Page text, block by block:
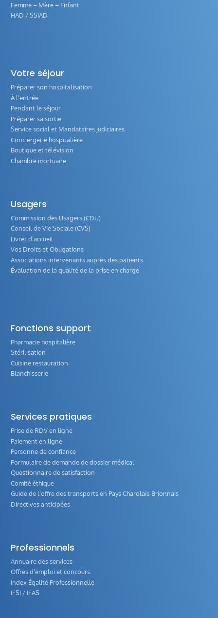
Femme – Mère – Enfant
HAD / SSIAD
Votre séjour
Préparer son hospitalisation
À l’entrée
Pendant le séjour
Préparer sa sortie
Service social et Mandataires judiciaires
Conciergerie hospitalière
Boutique et télévision
Chambre mortuaire
Usagers
Commission des Usagers (CDU)
Conseil de Vie Sociale (CVS)
Livret d’accueil
Vos Droits et Obligations
Associations intervenants auprès des patients
Évaluation de la qualité de la prise en charge
Fonctions support
Pharmacie hospitalière
Stérilisation
Cuisine restauration
Blanchisserie
Services pratiques
Prise de RDV en ligne
Paiement en ligne
Personne de confiance
Formulaire de demande de dossier médical
Questionnaire de satisfaction
Comité éthique
Guide de l‘offre des transports en Pays Charolais-Brionnais
Directives anticipées
Professionnels
Annuaire des services
Offres d’emploi et concours
Index Égalité Professionnelle
IFSI / IFAS